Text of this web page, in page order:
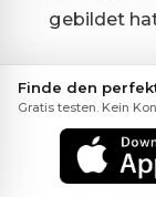
gebildet
4. Timing
Zuerst die
Finde den
Gratis testen. Kein